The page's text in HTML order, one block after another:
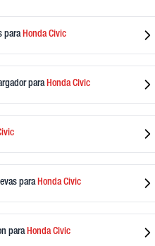
paraHondaCivic
paraHondaCivic
paraHondaCivic
paraHondaCivic